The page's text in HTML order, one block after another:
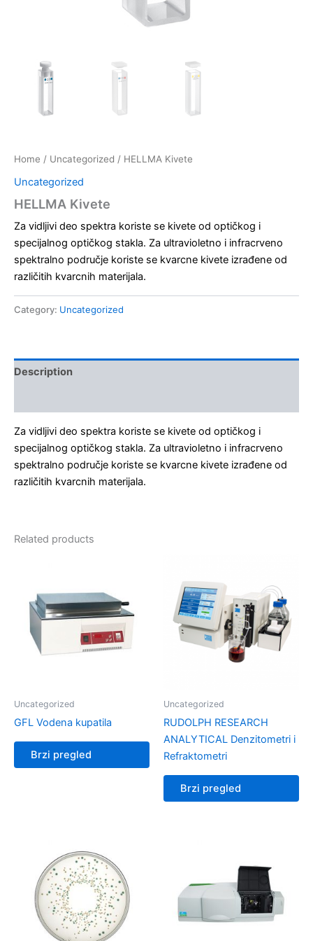
Home / Uncategorized / HELLMA Kivete
Uncategorized
HELLMA Kivete
Za vidljivi deo spektra koriste se kivete od optičkog i
specijalnog optičkog stakla. Za ultravioletno i infracrveno
spektralno područje koriste se kvarcne kivete izrađene od
različitih kvarcnih materijala.
Category: Uncategorized
Description
Za vidljivi deo spektra koriste se kivete od optičkog i
specijalnog optičkog stakla. Za ultravioletno i infracrveno
spektralno područje koriste se kvarcne kivete izrađene od
različitih kvarcnih materijala.
Related products
Uncategorized
GFL Vodena kupatila
Brzi pregled
Uncategorized
RUDOLPH RESEARCH
ANALYTICAL Denzitometri i
Refraktometri
Brzi pregled